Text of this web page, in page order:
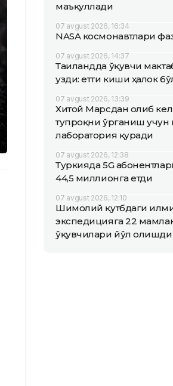
маъқуллади
07 avgust 2026, 16:34
NASA космонавтлари
07 avgust 2026, 14:37
Таиландда ўқувчи
узди: етти киши ҳалок
07 avgust 2026, 13:39
Хитой Марсдан олиб
тупроқни ўрганиш учун
лаборатория қуради
07 avgust 2026, 12:38
Туркияда 5G
44,5 миллионга етди
07 avgust 2026, 12:10
Шимолий қутбдаги
экспедицияга 22
ўқувчилари йўл олишди